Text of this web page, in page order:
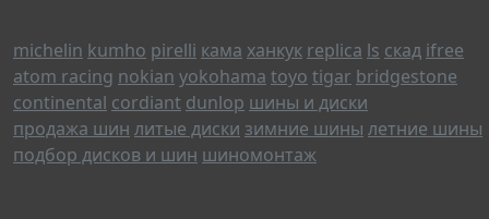
michelin kumho pirelli кама ханкук replica ls скад ifree
atom racing nokian yokohama toyo tigar bridgestone
continental cordiant dunlop шины и диски
продажа шин литые диски зимние шины летние шины
подбор дисков и шин шиномонтаж